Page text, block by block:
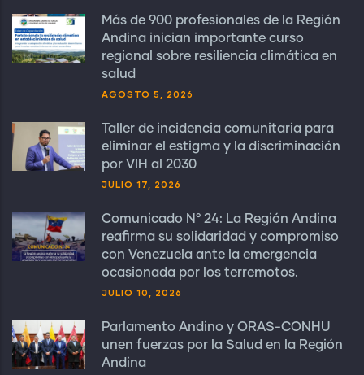
Más de 900 profesionales de la Región
Andina inician importante curso
regional sobre resiliencia climática en
salud
AGOSTO 5, 2026
Taller de incidencia comunitaria para
eliminar el estigma y la discriminación
por VIH al 2030
JULIO 17, 2026
Comunicado N° 24: La Región Andina
reafirma su solidaridad y compromiso
con Venezuela ante la emergencia
ocasionada por los terremotos.
JULIO 10, 2026
Parlamento Andino y ORAS-CONHU
unen fuerzas por la Salud en la Región
Andina